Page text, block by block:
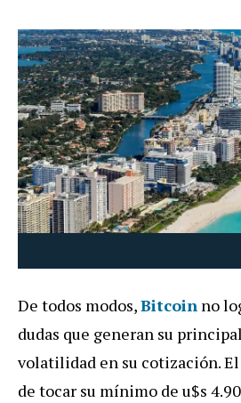
De todos modos,Bitcoin no
dudas que generan su
volatilidad en su cotización. El
de tocar su mínimo de u$s